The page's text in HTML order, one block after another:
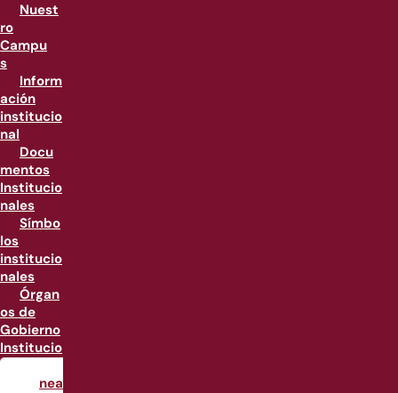
Nuest
ro
Campu
s
Inform
ación
institucio
nal
Docu
mentos
Institucio
nales
Símbo
los
institucio
nales
Órgan
os de
Gobierno
Institucio
nales
Planea